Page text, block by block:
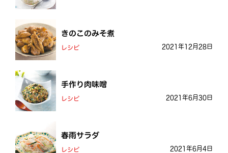
きのこのみそ煮
レシピ 2021年12月28日
手作り肉味噌
レシピ 2021年6月30日
春雨サラダ
レシピ 2021年6月4日